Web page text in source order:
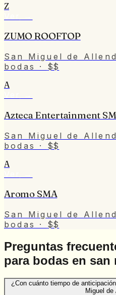
Z
ZUMO ROOFTOP
San Miguel de
bodas
· $$
A
Azteca Entertainment
San Miguel de
bodas
· $$
A
Aromo SMA
San Miguel de
bodas
· $$
Preguntas
para bodas en
¿Con cuánto tiempo de
Miguel de